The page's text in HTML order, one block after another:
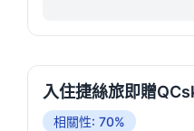
入住捷絲旅即贈
相關性: 70%